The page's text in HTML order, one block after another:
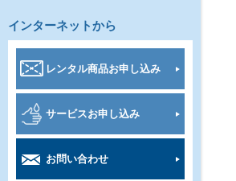
インターネットから
レンタル商品お申し込み
サービスお申し込み
お問い合わせ